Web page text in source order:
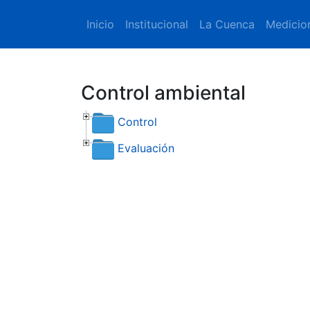
Inicio Institucional La Cuenca
Control ambiental
Control
Evaluación